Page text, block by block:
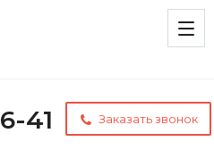
41 Заказать звонок